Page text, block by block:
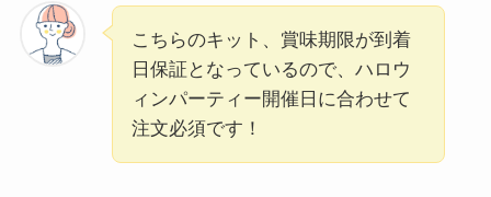
こちらのキット、賞味期限が到着
日保証となっているので、ハロウ
ィンパーティー開催日に合わせて
注文必須です！